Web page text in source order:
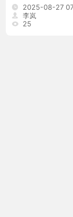
们都是中华民族》
2025-08-27
李岚
25